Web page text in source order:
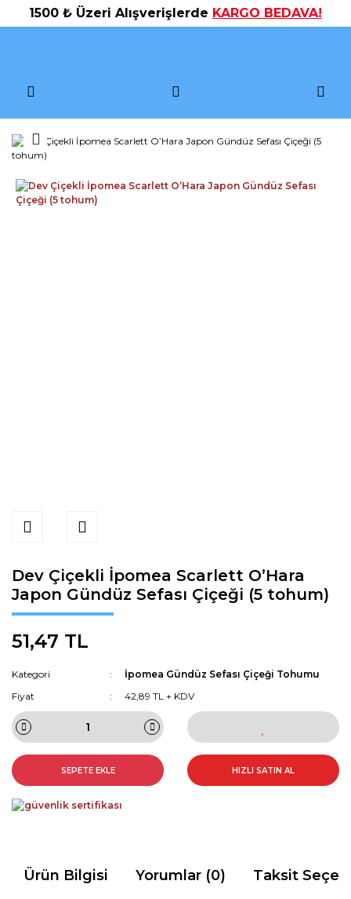
1500 ₺ Üzeri Alışverişlerde KARGO BEDAVA!
Dev Çiçekli İpomea Scarlett O’Hara
Japon Gündüz Sefası Çiçeği (5 tohum)
51,47 TL
Kategori
İpomea Gündüz Sefası Çiçeği Tohumu
Fiyat
42,89 TL + KDV
SEPETE EKLE HIZLI SATIN AL
Ürün Bilgisi Yorumlar (0) Taksit